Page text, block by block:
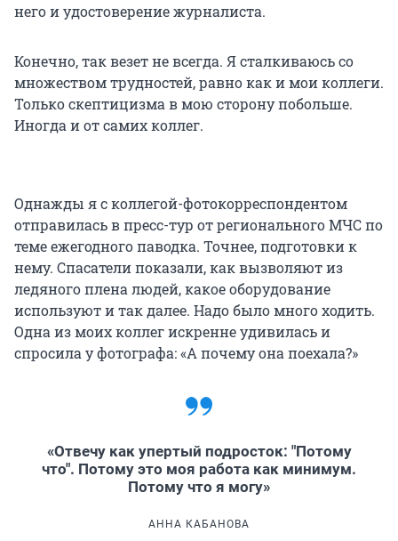
него и удостоверение журналиста.
Конечно, так везет не всегда. Я сталкиваюсь со
множеством трудностей, равно как и мои коллеги.
Только скептицизма в мою сторону побольше.
Иногда и от самих коллег.
Однажды я с коллегой-фотокорреспондентом
отправилась в пресс-тур от регионального МЧС по
теме ежегодного паводка. Точнее, подготовки к
нему. Спасатели показали, как вызволяют из
ледяного плена людей, какое оборудование
используют и так далее. Надо было много ходить.
Одна из моих коллег искренне удивилась и
спросила у фотографа: «А почему она поехала?»
«Отвечу как упертый подросток: "Потому
что". Потому это моя работа как минимум.
Потому что я могу»
АННА КАБАНОВА